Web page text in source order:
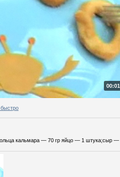
быстро
кальмара — 70 гр яйцо — 1 штука;сыр